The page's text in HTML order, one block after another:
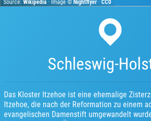
Source:Wikipedia · Image ©Nightflyer ·CC0
Schleswig-
Das Kloster Itzehoe ist eine ehemalige
Itzehoe, die nach der Reformation zu einem
evangelischen Damenstift umgewandelt